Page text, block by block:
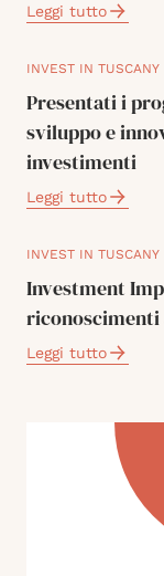
Leggi tutto
INVEST IN TUSCANY
Presentati i
sviluppo e
investimenti
Leggi tutto
INVEST IN TUSCANY
Investment
riconoscimenti
Leggi tutto